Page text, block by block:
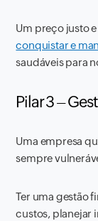
Um preço justo
conquistar e
saudáveis para
Pilar 3 –
Uma empresa
sempre
Ter uma gestão
custos, planejar